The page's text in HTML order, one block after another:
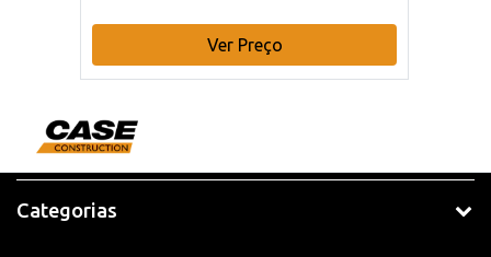
Ver Preço
Categorias